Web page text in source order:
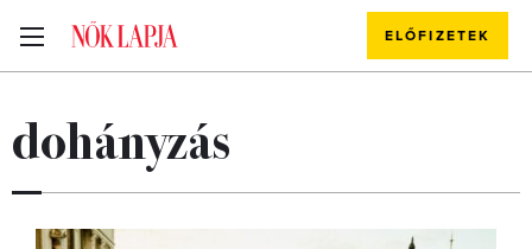
ELŐFIZETEK
dohányzás